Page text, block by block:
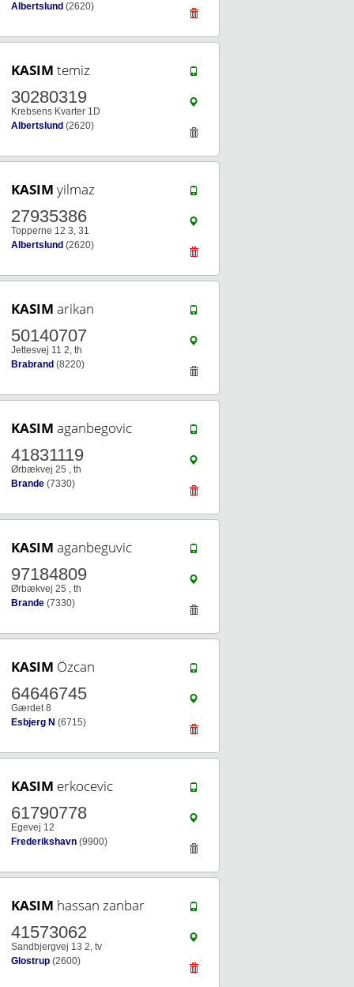
Albertslund (2620)
KASIM temiz
30280319
Krebsens Kvarter 1D
Albertslund (2620)
KASIM yilmaz
27935386
Topperne 12 3, 31
Albertslund (2620)
KASIM arikan
50140707
Jettesvej 11 2, th
Brabrand (8220)
KASIM aganbegovic
41831119
Ørbækvej 25 , th
Brande (7330)
KASIM aganbeguvic
97184809
Ørbækvej 25 , th
Brande (7330)
KASIM Özcan
64646745
Gærdet 8
Esbjerg N (6715)
KASIM erkocevic
61790778
Egevej 12
Frederikshavn (9900)
KASIM hassan zanbar
41573062
Sandbjergvej 13 2, tv
Glostrup (2600)